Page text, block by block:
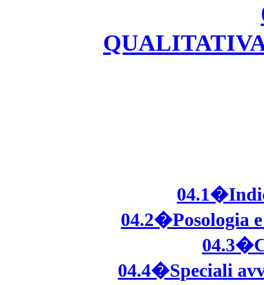
04.2�Posologia
04.4�Speciali